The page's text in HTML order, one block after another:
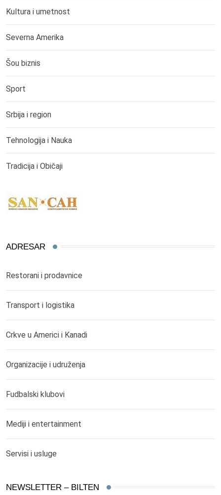
Kultura i umetnost
Severna Amerika
Šou biznis
Sport
Srbija i region
Tehnologija i Nauka
Tradicija i Običaji
ADRESAR
Restorani i prodavnice
Transport i logistika
Crkve u Americi i Kanadi
Organizacije i udruženja
Fudbalski klubovi
Mediji i entertainment
Servisi i usluge
NEWSLETTER – BILTEN